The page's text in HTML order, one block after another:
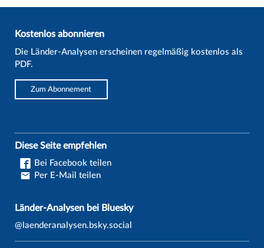
Kostenlos abonnieren
Die Länder-Analysen erscheinen regelmäßig kostenlos als
PDF.
Zum Abonnement
Diese Seite empfehlen
Bei Facebook teilen
Per E-Mail teilen
Länder-Analysen bei Bluesky
@laenderanalysen.bsky.social